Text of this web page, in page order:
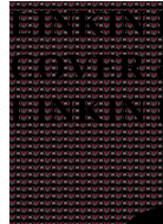
LINKIN
COVER
LINKIN